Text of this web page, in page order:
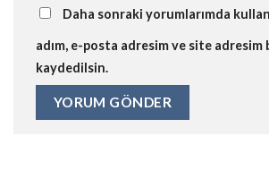
Daha sonraki yorumlarımda
adım, e-posta adresim ve site adresim
kaydedilsin.